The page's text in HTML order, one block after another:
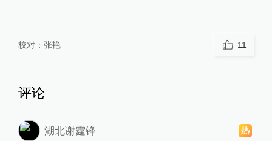
校对： 张艳 11
评论
湖北谢霆锋